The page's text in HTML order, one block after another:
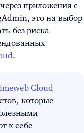
приложения с
это на выбор
без риска
.
Cloud
которые
к себе